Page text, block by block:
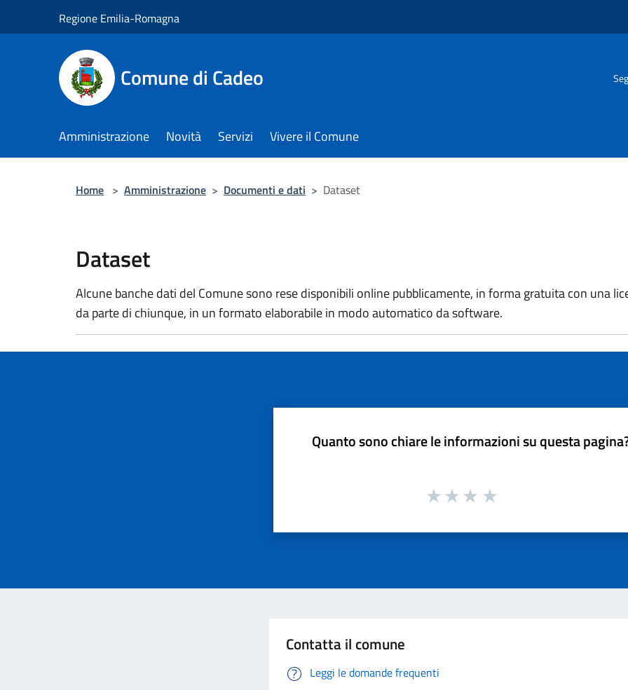
Regione Emilia-Romagna
Comune di Cadeo
Amministrazione Novità Servizi Vivere il Comune
Home > Amministrazione > Documenti e dati > Dataset
Dataset
Alcune banche dati del Comune sono rese disponibili online pubblicamente, in forma gratuita con una
da parte di chiunque, in un formato elaborabile in modo automatico da software.
Quanto sono chiare le informazioni su questa
Contatta il comune
Leggi le domande frequenti